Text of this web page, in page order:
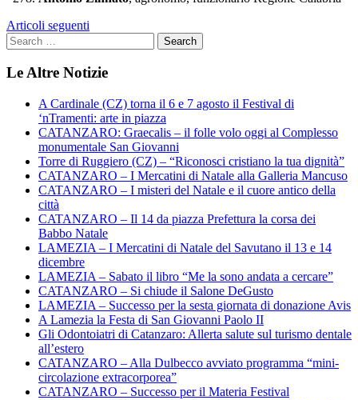
Navigazione
articoli
Articoli seguenti
Le Altre Notizie
A Cardinale (CZ) torna il 6 e 7 agosto il Festival di
‘nTramenti: arte in piazza
CATANZARO: Graecalis – il folle volo oggi al Complesso
monumentale San Giovanni
Torre di Ruggiero (CZ) – “Riconosci cristiano la tua dignità”
CATANZARO – I Mercatini di Natale alla Galleria Mancuso
CATANZARO – I misteri del Natale e il cuore antico della
città
CATANZARO – Il 14 da piazza Prefettura la corsa dei
Babbo Natale
LAMEZIA – I Mercatini di Natale del Savutano il 13 e 14
dicembre
LAMEZIA – Sabato il libro “Me la sono andata a cercare”
CATANZARO – Si chiude il Salone DeGusto
LAMEZIA – Successo per la sesta giornata di donazione Avis
A Lamezia la Festa di San Giovanni Paolo II
Gli Odontoiatri di Catanzaro: Allerta salute sul turismo dentale
all’estero
CATANZARO – Alla Dulbecco avviato programma “mini-
circolazione extracorporea”
CATANZARO – Successo per il Materia Festival